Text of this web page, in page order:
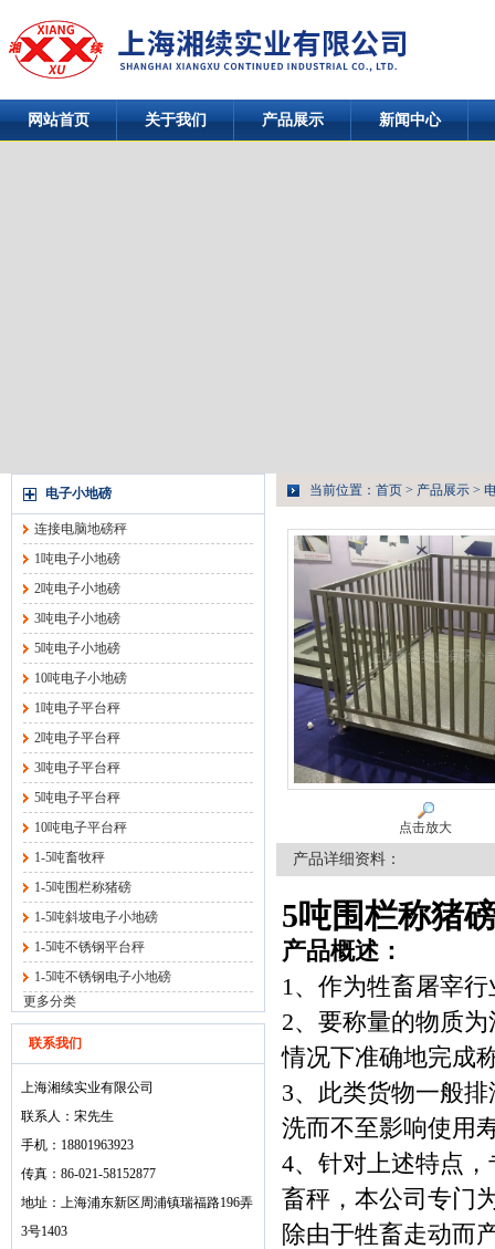
网站首页 关于我们 产品展示 新闻中心
电子小地磅
连接电脑地磅秤
1吨电子小地磅
2吨电子小地磅
3吨电子小地磅
5吨电子小地磅
10吨电子小地磅
1吨电子平台秤
2吨电子平台秤
3吨电子平台秤
5吨电子平台秤
10吨电子平台秤
1-5吨畜牧秤
1-5吨围栏称猪磅
1-5吨斜坡电子小地磅
1-5吨不锈钢平台秤
1-5吨不锈钢电子小地磅
更多分类
联系我们
上海湘续实业有限公司
联系人：宋先生
手机：18801963923
传真：86-021-58152877
地址：上海浦东新区周浦镇瑞福路196弄
3号1403
当前位置： 首页 > 产品展示 >
点击放大
产品详细资料：
5吨围栏称猪
产品概述：
1、作为牲畜屠宰
2、要称量的物质
情况下准确地完成
3、此类货物一般
洗而不至影响使用
4、针对上述特点
畜秤，本公司专门
除由于牲畜走动而